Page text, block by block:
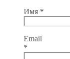
Имя *
Email
*